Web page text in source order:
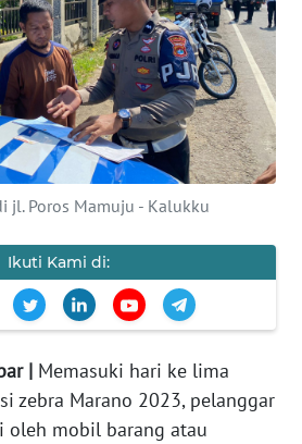
jl. Poros Mamuju - Kalukku
Ikuti Kami di:
| Memasuki hari ke lima
zebra Marano 2023, pelanggar
mobil barang atau